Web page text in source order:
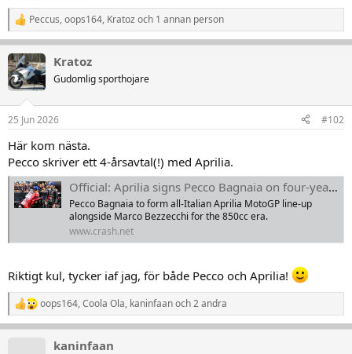
R
e
k
t
i
e
:
Peccus,oops164, Kratoz och 1 annan person
Kratoz
Gudomlig sporthojare
25 Jun 2026 #102
Här kom nästa.
Pecco skriver ett 4-årsavtal(!) med Aprilia.
Official: Aprilia signs Pecco Bagnaia on four-year MotoGP contract
Pecco Bagnaia to form all-Italian Aprilia MotoGP line-up
alongside Marco Bezzecchi for the 850cc era.
www.crash.net
Riktigt kul, tycker iaf jag, för både Pecco och Aprilia!
R
e
a
oops164,Coola Ola, kaninfaanoch 2 andra
kaninfaan